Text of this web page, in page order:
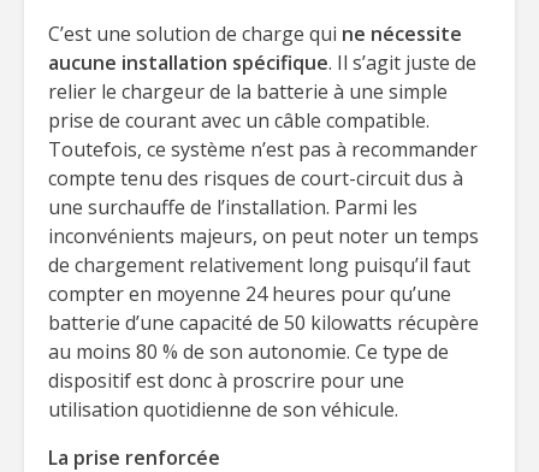
C’est une solution de charge qui ne nécessite
aucune installation spécifique. Il s’agit juste de
relier le chargeur de la batterie à une simple
prise de courant avec un câble compatible.
Toutefois, ce système n’est pas à recommander
compte tenu des risques de court-circuit dus à
une surchauffe de l’installation. Parmi les
inconvénients majeurs, on peut noter un temps
de chargement relativement long puisqu’il faut
compter en moyenne 24 heures pour qu’une
batterie d’une capacité de 50 kilowatts récupère
au moins 80 % de son autonomie. Ce type de
dispositif est donc à proscrire pour une
utilisation quotidienne de son véhicule.
La prise renforcée